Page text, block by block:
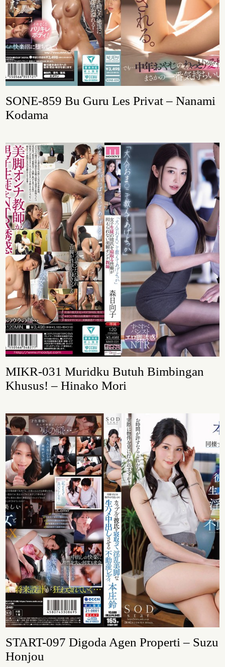
SONE-859 Bu Guru Les Privat – Nanami
Kodama
MIKR-031 Muridku Butuh Bimbingan
Khusus! – Hinako Mori
START-097 Digoda Agen Properti – Suzu
Honjou